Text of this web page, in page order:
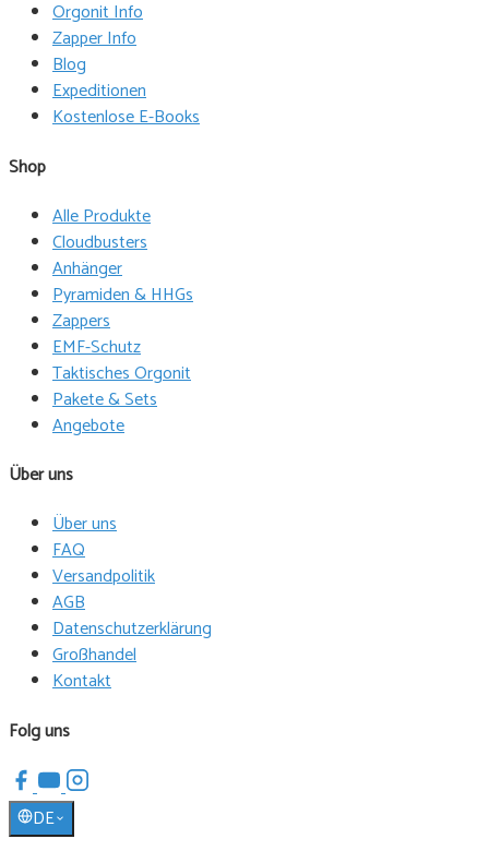
Orgonit Info
Zapper Info
Blog
Expeditionen
Kostenlose E-Books
Shop
Alle Produkte
Cloudbusters
Anhänger
Pyramiden & HHGs
Zappers
EMF-Schutz
Taktisches Orgonit
Pakete & Sets
Angebote
Über uns
Über uns
FAQ
Versandpolitik
AGB
Datenschutzerklärung
Großhandel
Kontakt
Folg uns
DE